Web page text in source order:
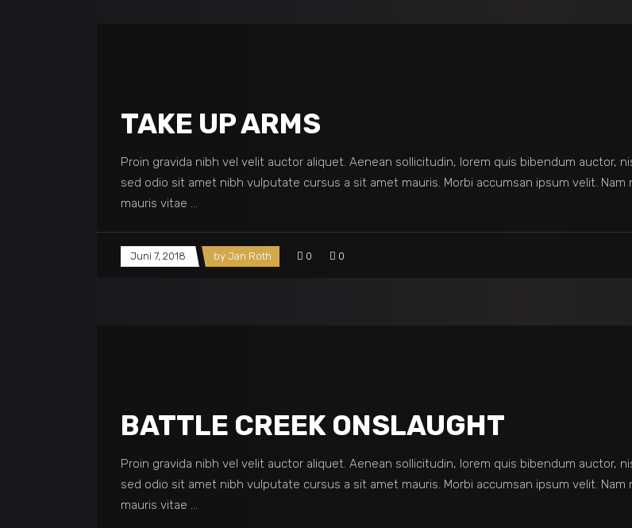
TAKE UP ARMS
Proin gravida nibh vel velit auctor aliquet. Aenean sollicitudin, lorem quis bibendum auctor,
sed odio sit amet nibh vulputate cursus a sit amet mauris. Morbi accumsan ipsum velit.
mauris vitae
Juni 7, 2018 by Jan Roth 0 0
BATTLE CREEK ONSLAUGHT
Proin gravida nibh vel velit auctor aliquet. Aenean sollicitudin, lorem quis bibendum auctor,
sed odio sit amet nibh vulputate cursus a sit amet mauris. Morbi accumsan ipsum velit.
mauris vitae